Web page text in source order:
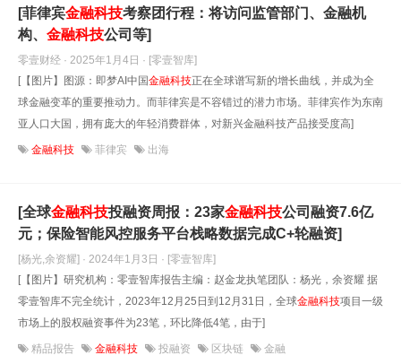
[菲律宾金融科技考察团行程：将访问监管部门、金融机
构、 金融科技公司等]
零壹财经 · 2025年1月4日 · [零壹智库]
[【图片】图源：即梦AI中国金融科技正在全球谱写新的增长曲线，并成为全
球金融变革的重要推动力。而菲律宾是不容错过的潜力市场。菲律宾作为东南
亚人口大国，拥有庞大的年轻消费群体，对新兴金融科技产品接受度高]
金融科技 菲律宾 出海
[全球金融科技投融资周报：23家金融科技公司融资7.6亿
元；保险智能风控服务平台栈略数据完成C+轮融资]
[杨光,余资耀] · 2024年1月3日 · [零壹智库]
[【图片】研究机构：零壹智库报告主编：赵金龙执笔团队：杨光，余资耀 据
零壹智库不完全统计，2023年12月25日到12月31日，全球金融科技项目一级
市场上的股权融资事件为23笔，环比降低4笔，由于]
精品报告 金融科技 投融资 区块链 金融